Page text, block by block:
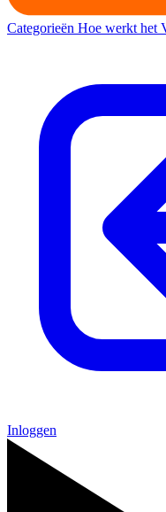
Categorieën Hoe werkt het
Inloggen